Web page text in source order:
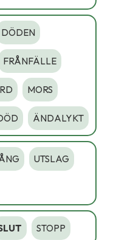
DÖDEN
FRÅNFÄLLE
MORS
ÄNDALYKT
UTSLAG
STOPP